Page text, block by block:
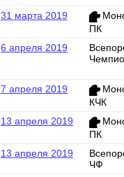
31 марта 2019
ПК
6 апреля 2019
7 апреля 2019
КЧК
13 апреля 2019
ПК
13 апреля 2019
ЧФ